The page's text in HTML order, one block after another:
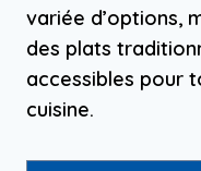
variée d’options,
des plats
accessibles pour
cuisine.